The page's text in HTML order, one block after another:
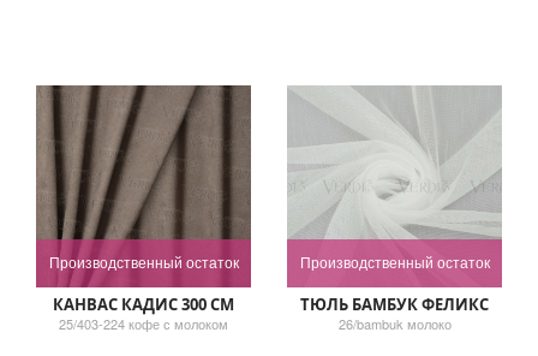
Производственный остаток
КАНВАС КАДИС 300 СМ
25/403-224 кофе с молоком
Производственный остаток
ТЮЛЬ БАМБУК ФЕЛИКС
26/bambuk молоко